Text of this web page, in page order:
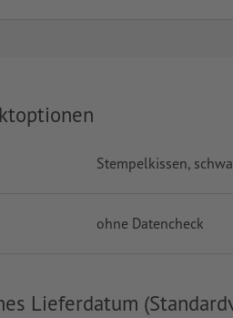
Stempelkissen,
ohne Datencheck
Lieferdatum